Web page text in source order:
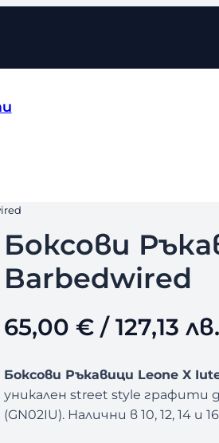
Боксови
Barbedwired
65,00 €/ 127,13 лв.
Боксови Ръкавици Leone X
уникален street style графити
(GN02IU). Налични в 10, 12, 14 и